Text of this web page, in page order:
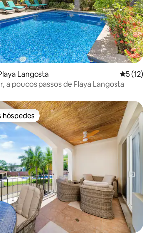
Langosta 5 de uma
5 (12)
a poucos passos de Playa Langosta
preferidos dos hóspedes
hóspedes